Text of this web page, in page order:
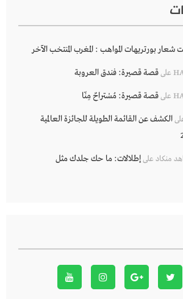
شعار بورتريهات المواهب : المغرب المنتخب الآخر
علىقصة قصيرة: فندق العروبة
علىقصة قصيرة: مُسْتراحٌ مِنّا
الكشف عن القائمة الطويلة للجائزة العالمية
علىإطلالات: ما حك جلدك مثل